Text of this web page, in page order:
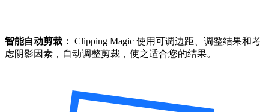
智能自动剪裁： Clipping Magic 使用可调边距、调整结果和考
虑阴影因素，自动调整剪裁，使之适合您的结果。